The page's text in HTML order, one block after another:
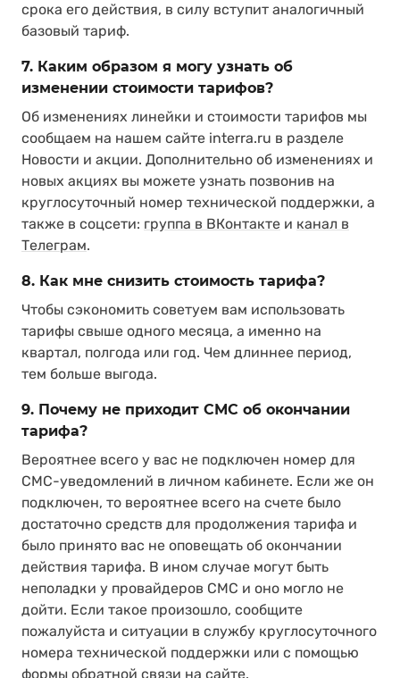
срока его действия, в силу вступит аналогичный
базовый тариф.
7. Каким образом я могу узнать об
изменении стоимости тарифов?
Об изменениях линейки и стоимости тарифов мы
сообщаем на нашем сайте interra.ru в разделе
Новости и акции. Дополнительно об изменениях и
новых акциях вы можете узнать позвонив на
круглосуточный номер технической поддержки, а
также в соцсети: группа в ВКонтакте и канал в
Телеграм.
8. Как мне снизить стоимость тарифа?
Чтобы сэкономить советуем вам использовать
тарифы свыше одного месяца, а именно на
квартал, полгода или год. Чем длиннее период,
тем больше выгода.
9. Почему не приходит СМС об окончании
тарифа?
Вероятнее всего у вас не подключен номер для
СМС-уведомлений в личном кабинете. Если же он
подключен, то вероятнее всего на счете было
достаточно средств для продолжения тарифа и
было принято вас не оповещать об окончании
действия тарифа. В ином случае могут быть
неполадки у провайдеров CМС и оно могло не
дойти. Если такое произошло, сообщите
пожалуйста и ситуации в службу круглосуточного
номера технической поддержки или с помощью
формы обратной связи на сайте.